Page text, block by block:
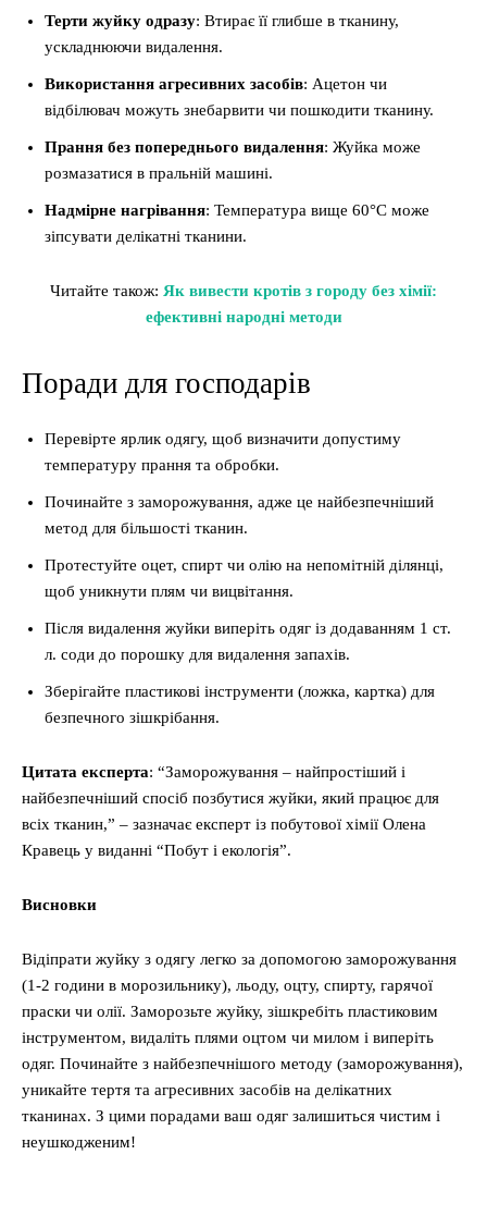
Терти жуйку одразу: Втирає її глибше в тканину,
ускладнюючи видалення.
Використання агресивних засобів: Ацетон чи
відбілювач можуть знебарвити чи пошкодити тканину.
Прання без попереднього видалення: Жуйка може
розмазатися в пральній машині.
Надмірне нагрівання: Температура вище 60°C може
зіпсувати делікатні тканини.
Читайте також: Як вивести кротів з городу без хімії:
ефективні народні методи
Поради для господарів
Перевірте ярлик одягу, щоб визначити допустиму
температуру прання та обробки.
Починайте з заморожування, адже це найбезпечніший
метод для більшості тканин.
Протестуйте оцет, спирт чи олію на непомітній ділянці,
щоб уникнути плям чи вицвітання.
Після видалення жуйки виперіть одяг із додаванням 1 ст.
л. соди до порошку для видалення запахів.
Зберігайте пластикові інструменти (ложка, картка) для
безпечного зішкрібання.
Цитата експерта: “Заморожування – найпростіший і
найбезпечніший спосіб позбутися жуйки, який працює для
всіх тканин,” – зазначає експерт із побутової хімії Олена
Кравець у виданні “Побут і екологія”.
Висновки
Відіпрати жуйку з одягу легко за допомогою заморожування
(1-2 години в морозильнику), льоду, оцту, спирту, гарячої
праски чи олії. Заморозьте жуйку, зішкребіть пластиковим
інструментом, видаліть плями оцтом чи милом і виперіть
одяг. Починайте з найбезпечнішого методу (заморожування),
уникайте тертя та агресивних засобів на делікатних
тканинах. З цими порадами ваш одяг залишиться чистим і
неушкодженим!